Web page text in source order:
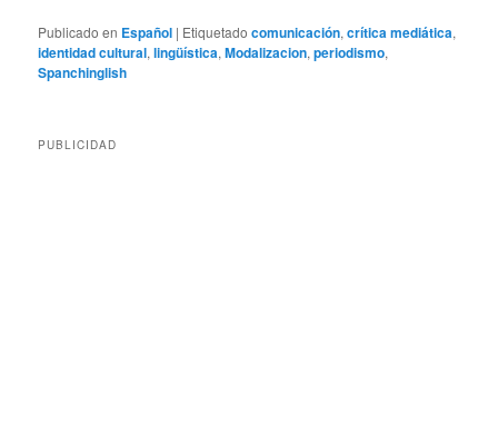
Publicado en Español | Etiquetado comunicación,crítica mediática,
identidad cultural,lingüística,Modalizacion,periodismo,
Spanchinglish
PUBLICIDAD